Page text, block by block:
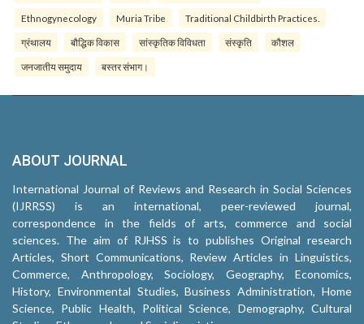
Ethnogynecology Muria Tribe Traditional Childbirth Practices.
ग्रंथालय बौद्धिक विकास सांस्कृतिक विविधता संस्कृति कौशल
जनजातीय समुदाय बस्तर संभाग।
ABOUT JOURNAL
International Journal of Reviews and Research in Social Sciences
(IJRRSS) is an international, peer-reviewed journal,
correspondence in the fields of arts, commerce and social
sciences. The aim of RJHSS is to publishes Original research
Articles, Short Communications, Review Articles in Linguistics,
Commerce, Anthropology, Sociology, Geography, Economics,
History, Environmental Studies, Business Administration, Home
Science, Public Health, Political Science, Demography, Cultural